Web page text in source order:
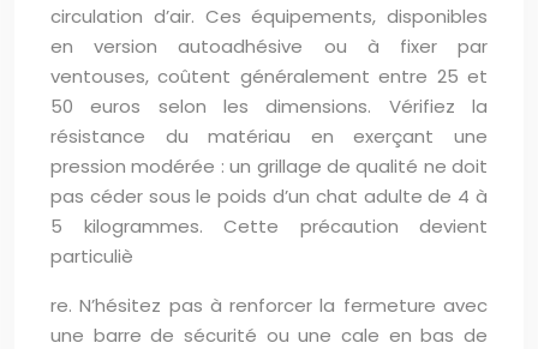
circulation d’air. Ces équipements, disponibles
en version autoadhésive ou à fixer par
ventouses, coûtent généralement entre 25 et
50 euros selon les dimensions. Vérifiez la
résistance du matériau en exerçant une
pression modérée : un grillage de qualité ne doit
pas céder sous le poids d’un chat adulte de 4 à
5 kilogrammes. Cette précaution devient
particuliè
re. N’hésitez pas à renforcer la fermeture avec
une barre de sécurité ou une cale en bas de